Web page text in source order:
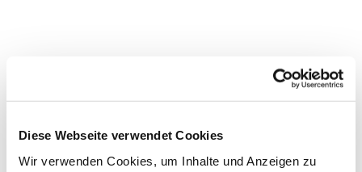
Diese Webseite verwendet Cookies
Wir verwenden Cookies, um Inhalte und Anzeigen zu